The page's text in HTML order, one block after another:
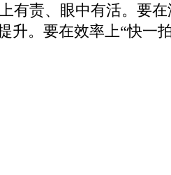
责、眼中有活。要
。要在效率上“快一拍